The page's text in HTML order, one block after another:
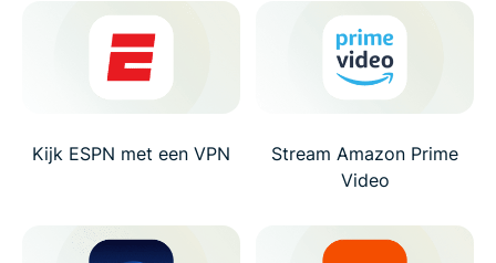
Kijk ESPN met een VPN
Stream Amazon Prime
Video